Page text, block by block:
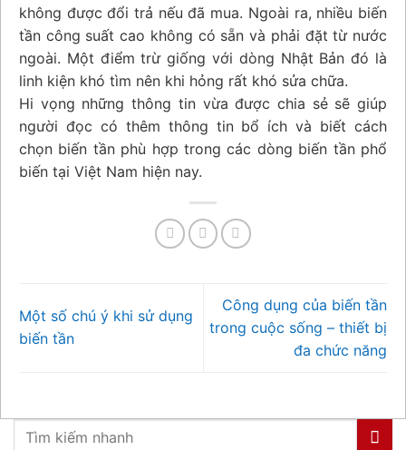
không được đổi trả nếu đã mua. Ngoài ra, nhiều biến
tần công suất cao không có sẵn và phải đặt từ nước
ngoài. Một điểm trừ giống với dòng Nhật Bản đó là
linh kiện khó tìm nên khi hỏng rất khó sửa chữa.
Hi vọng những thông tin vừa được chia sẻ sẽ giúp
người đọc có thêm thông tin bổ ích và biết cách
chọn biến tần phù hợp trong các dòng biến tần phổ
biến tại Việt Nam hiện nay.
Một số chú ý khi sử dụng
biến tần
Công dụng của biến tần
trong cuộc sống – thiết bị
đa chức năng